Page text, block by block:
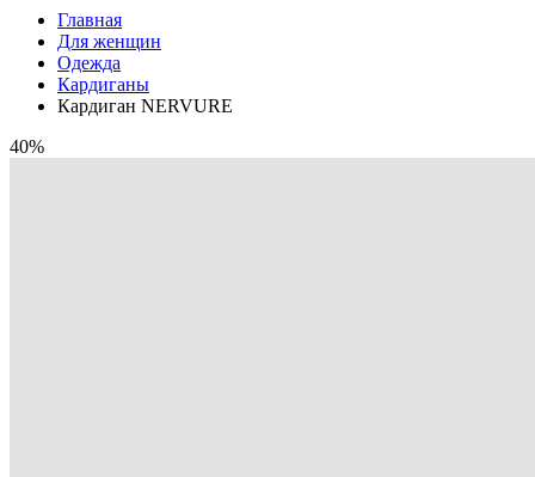
Главная
Для женщин
Одежда
Кардиганы
Кардиган NERVURE
40%